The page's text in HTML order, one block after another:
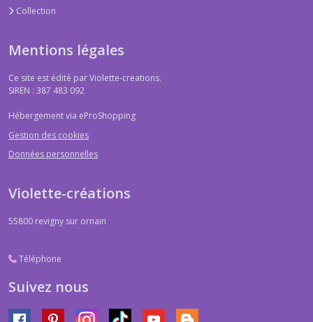
Collection
Mentions légales
Ce site est édité par Violette-creations.
SIREN : 387 483 092
Hébergement via eProShopping
Gestion des cookies
Données personnelles
Violette-créations
55800 revigny sur ornain
Téléphone
Suivez nous